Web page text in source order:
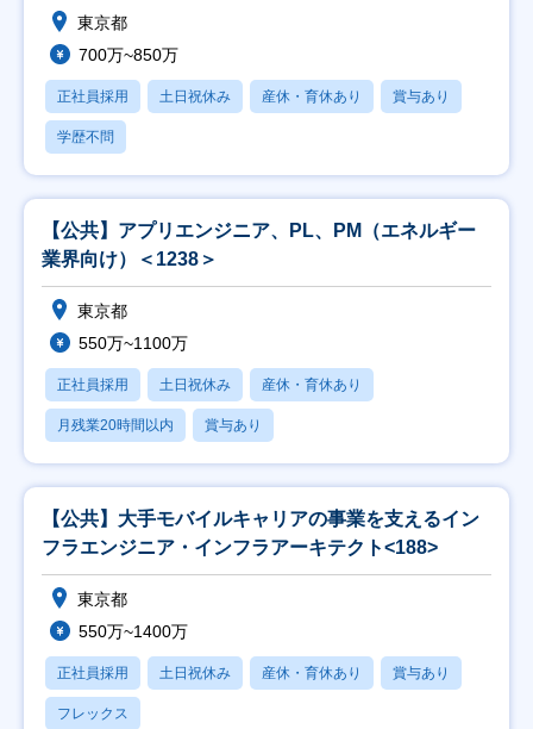
東京都
700万~850万
正社員採用 土日祝休み 産休・育休あり 賞与あり
学歴不問
【公共】アプリエンジニア、PL、PM（エネルギー
業界向け）＜1238＞
東京都
550万~1100万
正社員採用 土日祝休み 産休・育休あり
月残業20時間以内 賞与あり
【公共】大手モバイルキャリアの事業を支えるイン
フラエンジニア・インフラアーキテクト<188>
東京都
550万~1400万
正社員採用 土日祝休み 産休・育休あり 賞与あり
フレックス